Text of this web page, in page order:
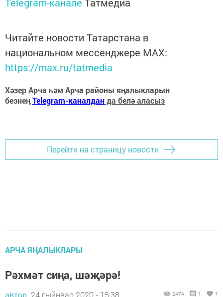
Читайте новости Татарстана в
национальном мессенджере MАХ:
https://max.ru/tatmedia
Хәзер Арча һәм Арча районы яңалыкларын
безнеңTelegram-каналданда белә аласыз
Перейти на страницу новости
АРЧА ЯҢАЛЫКЛАРЫ
Рәхмәт сиңа, шәҗәрә!
автор, 24 гыйнвар 2020 - 15:38 2474 1 1